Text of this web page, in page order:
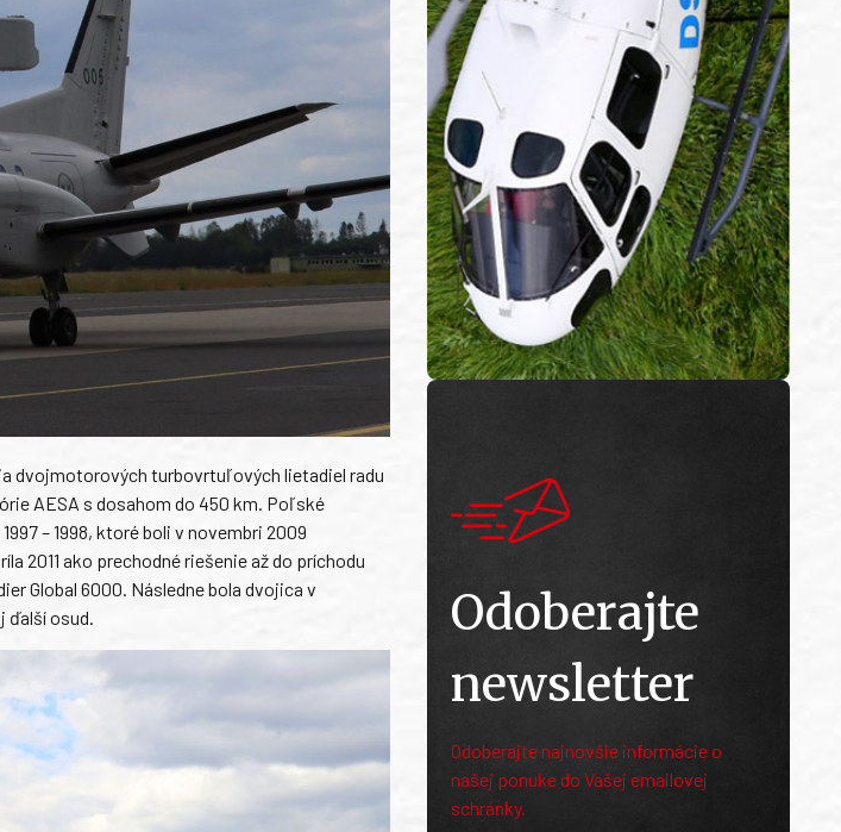
dvojmotorových turbovrtuľových lietadiel radu
AESA s dosahom do 450 km. Poľské
– 1998, ktoré boli v novembri 2009
2011 ako prechodné riešenie až do príchodu
Global 6000. Následne bola dvojica v
ďalší osud.
Odoberajte
newsletter
Odoberajte najnovšie informácie o
našej ponuke do Vašej emailovej
schránky.